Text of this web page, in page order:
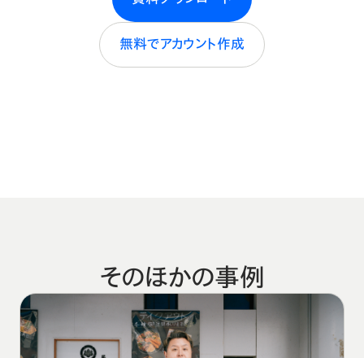
無料でアカウント作成
そのほかの事例